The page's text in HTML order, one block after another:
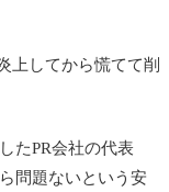
上してから慌てて削
たPR会社の代表
問題ないという安